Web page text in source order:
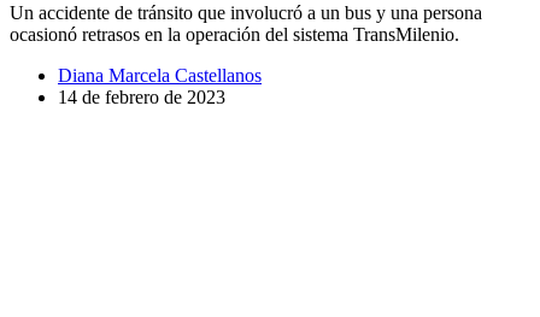
Un accidente de tránsito que involucró a un bus y una persona
ocasionó retrasos en la operación del sistema TransMilenio.
Diana Marcela Castellanos
14 de febrero de 2023